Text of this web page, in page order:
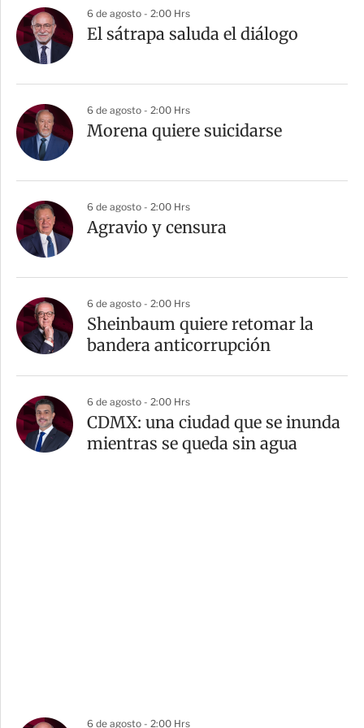
a
r
t
6 de agosto - 2:00 Hrs
El sátrapa saluda el diálogo
6 de agosto - 2:00 Hrs
Morena quiere suicidarse
6 de agosto - 2:00 Hrs
Agravio y censura
6 de agosto - 2:00 Hrs
Sheinbaum quiere retomar la
bandera anticorrupción
6 de agosto - 2:00 Hrs
CDMX: una ciudad que se inunda
mientras se queda sin agua
6 de agosto - 2:00 Hrs